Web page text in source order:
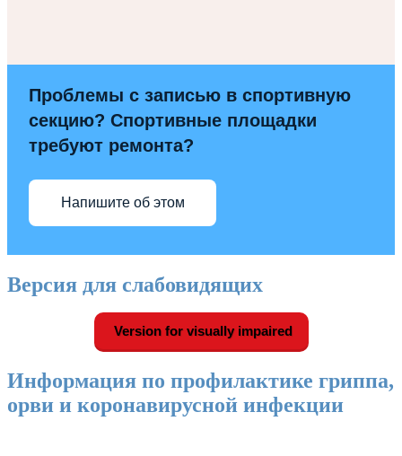
Проблемы с записью в спортивную
секцию? Спортивные площадки
требуют ремонта?
Напишите об этом
Версия для слабовидящих
Version for visually impaired
Информация по профилактике гриппа,
орви и коронавирусной инфекции